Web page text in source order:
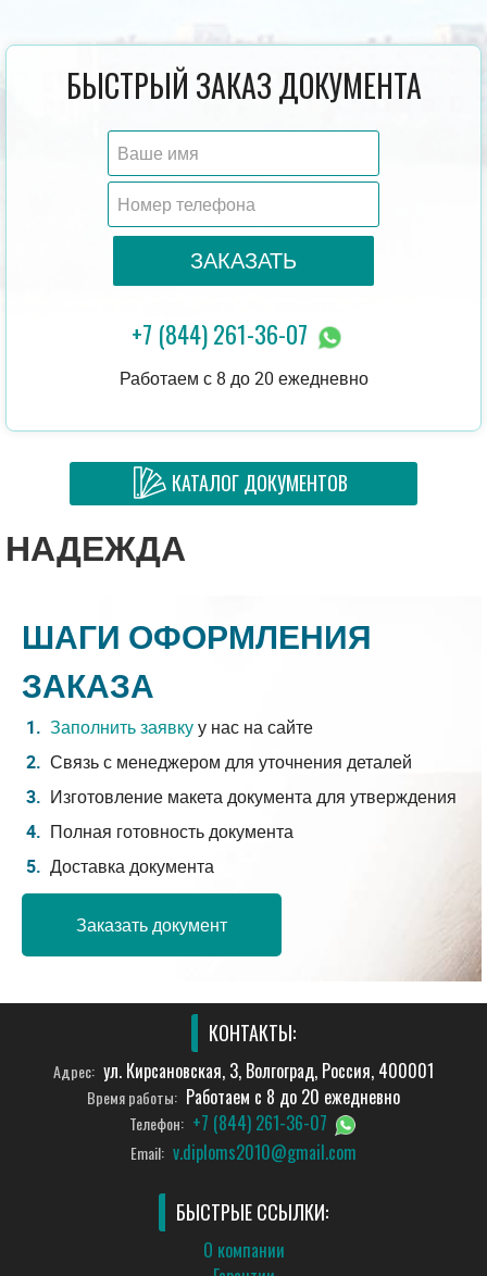
БЫСТРЫЙ ЗАКАЗ ДОКУМЕНТА
ЗАКАЗАТЬ
+7 (844) 261-36-07
Работаем с 8 до 20 ежедневно
КАТАЛОГ ДОКУМЕНТОВ
НАДЕЖДА
ШАГИ ОФОРМЛЕНИЯ
ЗАКАЗА
Заполнить заявкуу нас на сайте
Связь с менеджером для уточнения деталей
Изготовление макета документа для утверждения
Полная готовность документа
Доставка документа
Заказать документ
КОНТАКТЫ:
Адрес: ул. Кирсановская, 3, Волгоград, Россия, 400001
Время работы: Работаем с 8 до 20 ежедневно
Телефон: +7 (844) 261-36-07
Email: v.diploms2010@gmail.com
БЫСТРЫЕ ССЫЛКИ:
О компании